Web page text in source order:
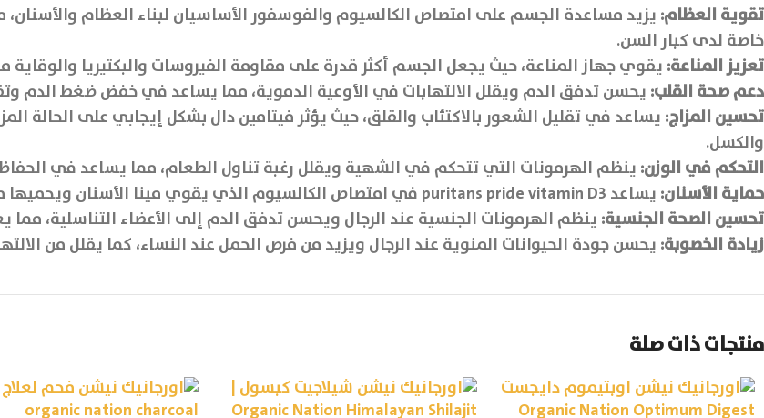
تقوية العظام: يزيد مساعدة الجسم على امتصاص الكالسيوم والفوسفور الأساسيان لبناء العظام
خاصة لدى كبار السن.
تعزيز المناعة: يقوي جهاز المناعة، حيث يجعل الجسم أكثر قدرة على مقاومة الفيروسات والبكتيريا والوقاية من
دعم صحة القلب: يحسن تدفق الدم ويقلل الالتهابات في الأوعية الدموية، مما يساعد في خفض ضغط الدم
تحسين المزاج: يساعد في تقليل الشعور بالاكتئاب والقلق، حيث يؤثر فيتامين دال بشكل إيجابي على الحالة
والكسل.
التحكم في الوزن: ينظم الهرمونات التي تتحكم في الشهية ويقلل رغبة تناول الطعام، مما يساعد في
حماية الأسنان: يساعد puritans pride vitamin D3 في امتصاص الكالسيوم الذي يقوي مينا الأسنان ويحميها من التسوس والتلف.
تحسين الصحة الجنسية: ينظم الهرمونات الجنسية عند الرجال ويحسن تدفق الدم إلى الأعضاء التناسلية،
زيادة الخصوبة: يحسن جودة الحيوانات المنوية عند الرجال ويزيد من فرص الحمل عند النساء، كما يقلل من
منتجات ذات صلة